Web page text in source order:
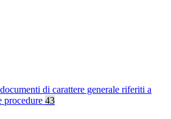
di carattere generale riferiti a
procedure 43